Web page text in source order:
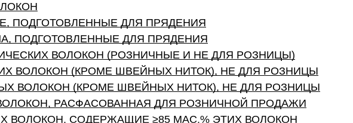
ПОДГОТОВЛЕННЫЕ ДЛЯ ПРЯДЕНИЯ
ПОДГОТОВЛЕННЫЕ ДЛЯ ПРЯДЕНИЯ
ВОЛОКОН (РОЗНИЧНЫЕ И НЕ ДЛЯ РОЗНИЦЫ)
ВОЛОКОН (КРОМЕ ШВЕЙНЫХ НИТОК), НЕ ДЛЯ РОЗНИЦЫ
ВОЛОКОН (КРОМЕ ШВЕЙНЫХ НИТОК), НЕ ДЛЯ РОЗНИЦЫ
РАСФАСОВАННАЯ ДЛЯ РОЗНИЧНОЙ ПРОДАЖИ
ВОЛОКОН, СОДЕРЖАЩИЕ ≥85 МАС.% ЭТИХ ВОЛОКОН